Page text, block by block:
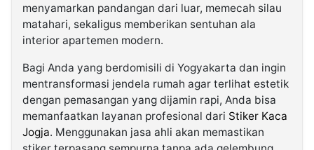
menyamarkan pandangan dari luar, memecah silau
matahari, sekaligus memberikan sentuhan ala
interior apartemen modern.
Bagi Anda yang berdomisili di Yogyakarta dan ingin
mentransformasi jendela rumah agar terlihat estetik
dengan pemasangan yang dijamin rapi, Anda bisa
memanfaatkan layanan profesional dari Stiker Kaca
Jogja. Menggunakan jasa ahli akan memastikan